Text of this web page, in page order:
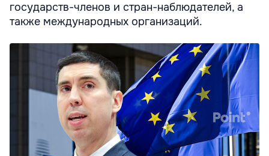
государств-членов и стран-наблюдателей, а
также международных организаций.